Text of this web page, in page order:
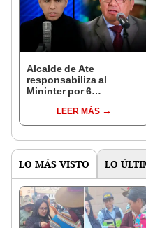
Alcalde de Ate
responsabiliza al
Mininter por 6
"Estado de emergencia
ha fracasado"
LEER MÁS
LO MÁS VISTO LO